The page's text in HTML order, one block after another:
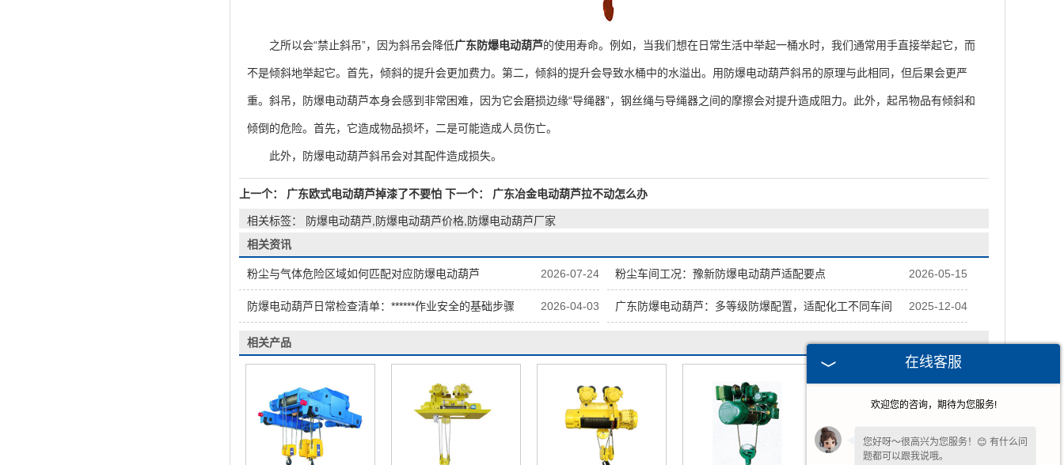
之所以会“禁止斜吊”，因为斜吊会降低广东防爆电动葫芦的使用寿命。例如，当我们想在日常生活中举起一桶水时，我们通常用手直接举起它，而
不是倾斜地举起它。首先，倾斜的提升会更加费力。第二，倾斜的提升会导致水桶中的水溢出。用防爆电动葫芦斜吊的原理与此相同，但后果会更严
重。斜吊，防爆电动葫芦本身会感到非常困难，因为它会磨损边缘“导绳器”，钢丝绳与导绳器之间的摩擦会对提升造成阻力。此外，起吊物品有倾斜和
倾倒的危险。首先，它造成物品损坏，二是可能造成人员伤亡。
此外，防爆电动葫芦斜吊会对其配件造成损失。
上一个： 广东欧式电动葫芦掉漆了不要怕 下一个： 广东冶金电动葫芦拉不动怎么办
相关标签： 防爆电动葫芦,防爆电动葫芦价格,防爆电动葫芦厂家
相关资讯
2026-07-24
粉尘与气体危险区域如何匹配对应防爆电动葫芦 2026-05-15
粉尘车间工况：豫新防爆电动葫芦适配要点
2026-04-03
防爆电动葫芦日常检查清单：******作业安全的基础步骤 2025-12-04
广东防爆电动葫芦：多等级防爆配置，适配化工不同车间
相关产品
在线客服
欢迎您的咨询，期待为您服务!
您好呀～很高兴为您服务！😊 有什么问
题都可以跟我说哦。